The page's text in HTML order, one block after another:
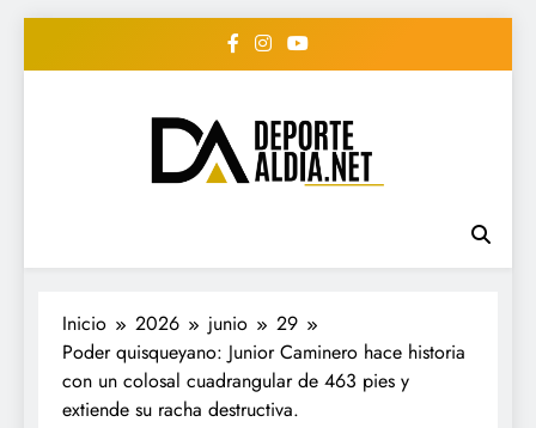
• DEPORTE AL DIA •
"Periodico Deportivo
Digital"
#deportealdiard #deportealdiaperiodico
Inicio 2026 junio
29
Poder quisqueyano: Junior Caminero hace historia
con un colosal cuadrangular de 463 pies y
extiende su racha destructiva.